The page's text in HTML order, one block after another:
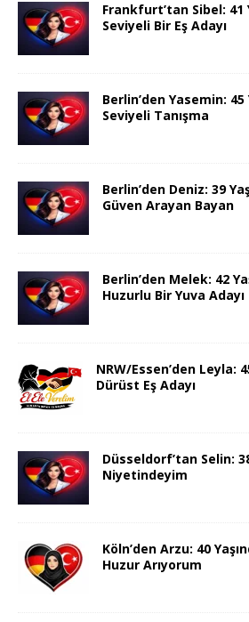
Frankfurt’tan Sibel: 41
Seviyeli Bir Eş Adayı
Berlin’den Yasemin:
Seviyeli Tanışma
Berlin’den Deniz: 39
Güven Arayan Bayan
Berlin’den Melek: 42
Huzurlu Bir Yuva Adayı
NRW/Essen’den Leyla:
Dürüst Eş Adayı
Düsseldorf’tan Selin:
Niyetindeyim
Köln’den Arzu: 40
Huzur Arıyorum